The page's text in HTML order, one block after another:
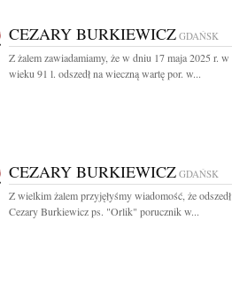
CEZARY BURKIEWICZ GDAŃSK
Z żalem zawiadamiamy, że w dniu 17 maja 2025 r. w
wieku 91 l. odszedł na wieczną wartę por. w...
CEZARY BURKIEWICZ GDAŃSK
Z wielkim żalem przyjęłyśmy wiadomość, że odszedł
Cezary Burkiewicz ps. "Orlik" porucznik w...